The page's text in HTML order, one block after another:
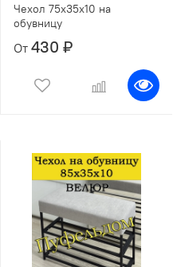
Чехол 75х35х10 на
обувницу
От 430 ₽